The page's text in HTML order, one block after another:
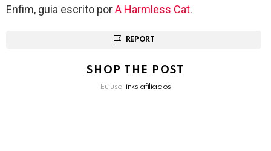
Enfim, guia escrito porA Harmless Cat.
REPORT
SHOP THE POST
Eu uso links afiliados